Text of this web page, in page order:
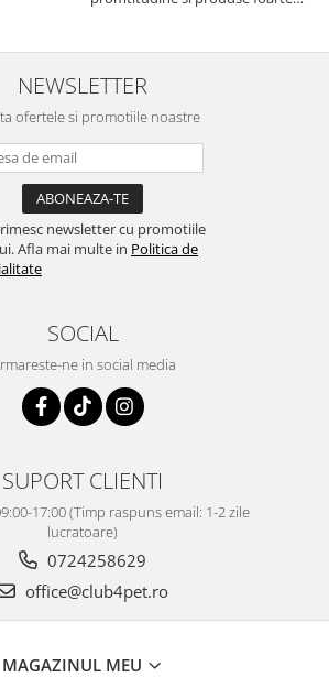
NEWSLETTER
ofertele si promotiile noastre
newsletter cu promotiile
Afla mai multe in Politica de
SOCIAL
ne in social media
SUPORT CLIENTI
17:00 (Timp raspuns email: 1-2 zile
lucratoare)
0724258629
office@club4pet.ro
MAGAZINUL MEU